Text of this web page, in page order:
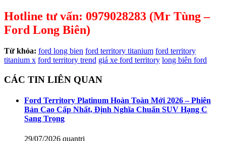
Hotline tư vấn: 0979028283 (Mr Tùng –
Ford Long Biên)
Từ khóa: ford long bien ford territory titanium ford territory
titanium x ford territory trend giá xe ford territory long biên ford
CÁC TIN LIÊN QUAN
Ford Territory Platinum Hoàn Toàn Mới 2026 – Phiên
Bản Cao Cấp Nhất, Định Nghĩa Chuẩn SUV Hạng C
Sang Trọng
29/07/2026 quantri